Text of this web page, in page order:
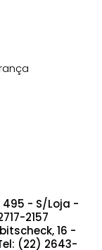
495 - S/Loja -
2157
16 -
(22) 2643-